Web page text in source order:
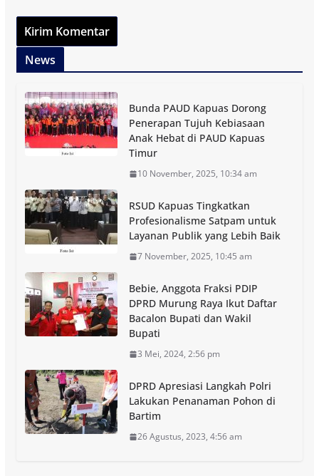
News
Bunda PAUD Kapuas Dorong
Penerapan Tujuh Kebiasaan
Anak Hebat di PAUD Kapuas
Timur
10 November, 2025, 10:34 am
RSUD Kapuas Tingkatkan
Profesionalisme Satpam untuk
Layanan Publik yang Lebih Baik
7 November, 2025, 10:45 am
Bebie, Anggota Fraksi PDIP
DPRD Murung Raya Ikut Daftar
Bacalon Bupati dan Wakil
Bupati
3 Mei, 2024, 2:56 pm
DPRD Apresiasi Langkah Polri
Lakukan Penanaman Pohon di
Bartim
26 Agustus, 2023, 4:56 am